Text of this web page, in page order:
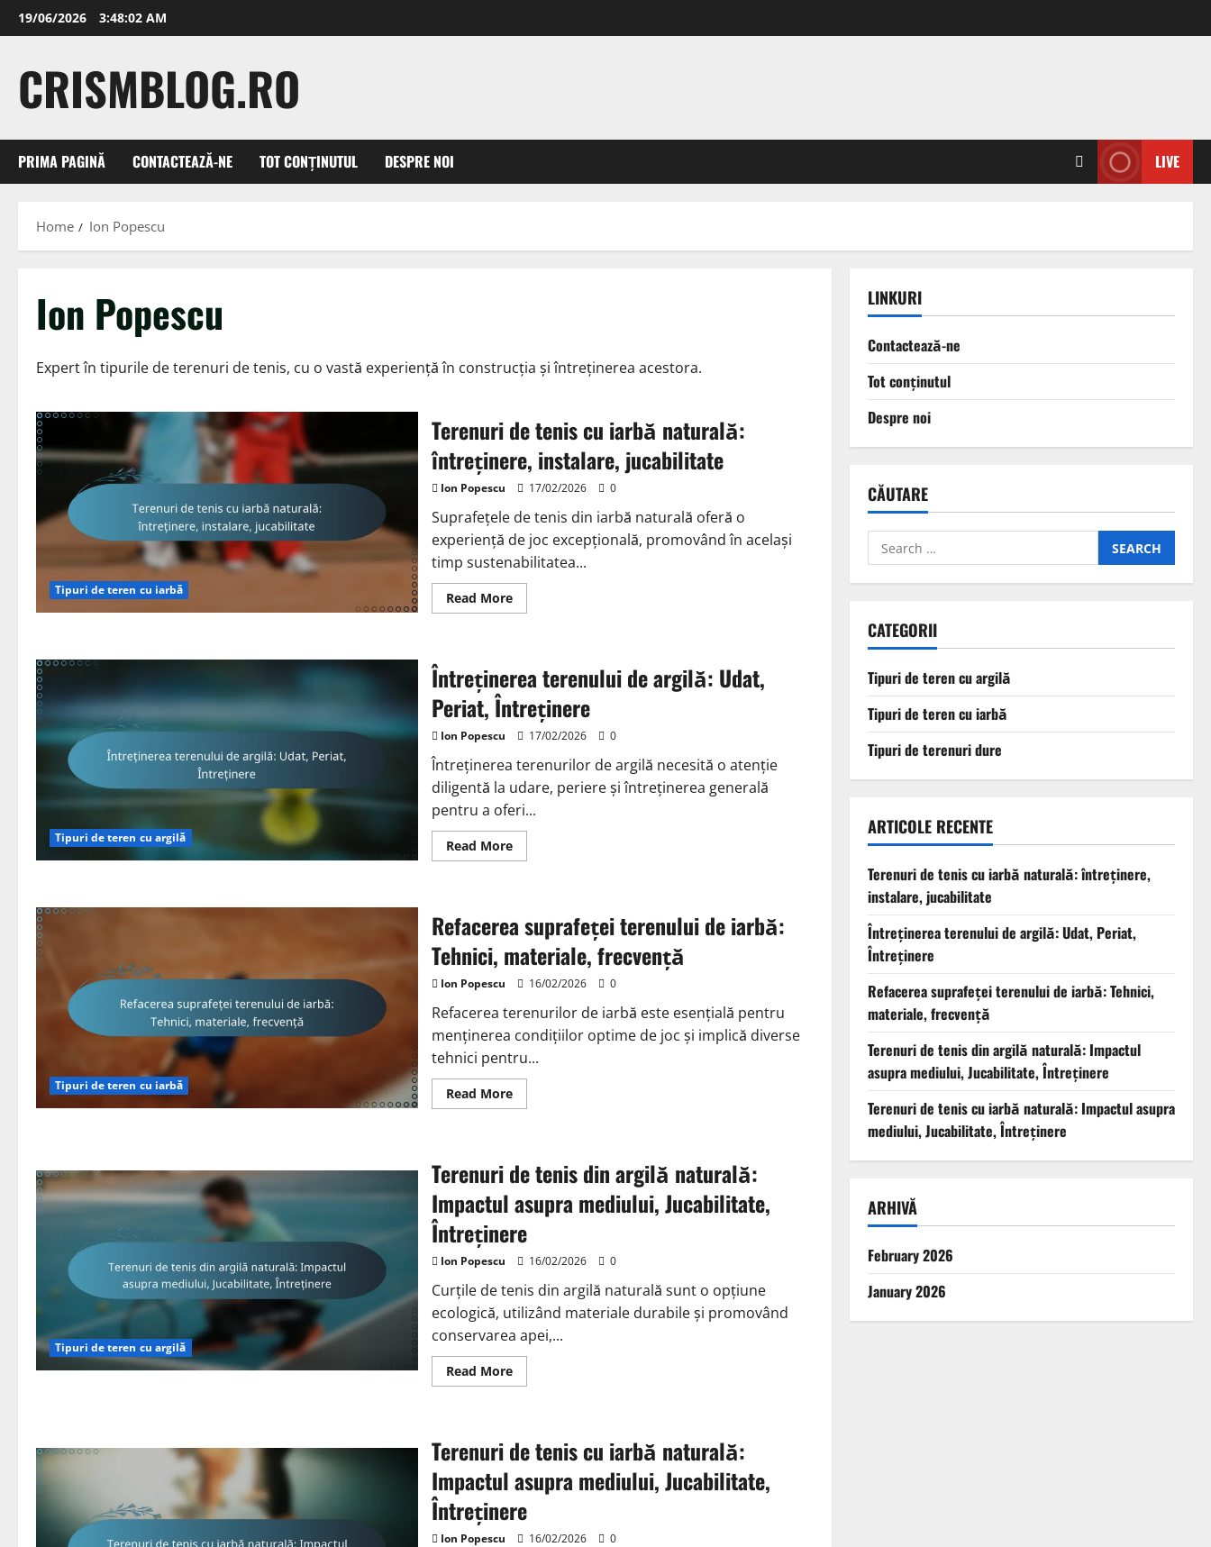
Skip
to
19/06/2026 3:48:04 AM
CRISMBLOG.RO
PRIMA PAGINĂ CONTACTEAZĂ-NE TOT CONȚINUTUL DESPRE NOI LIVE
Home Ion Popescu
Ion Popescu
Expert în tipurile de terenuri de tenis, cu o vastă experiență în construcția și întreținerea acestora.
Tipuri de teren cu iarbă
Terenuri de tenis cu iarbă naturală:
întreținere, instalare, jucabilitate
Ion Popescu 17/02/2026 0
Suprafețele de tenis din iarbă naturală oferă o
experiență de joc excepțională, promovând în același
timp sustenabilitatea...
Read MoreRead
more
cu
iarbă
naturală:
întreținere,
instalare,
jucabilitate
Tipuri de teren cu argilă
Întreținerea terenului de argilă: Udat,
Periat, Întreținere
Ion Popescu 17/02/2026 0
Întreținerea terenurilor de argilă necesită o atenție
diligentă la udare, periere și întreținerea generală
pentru a oferi...
Read MoreRead
more
argilă:
Udat,
Periat,
Întreținere
Tipuri de teren cu iarbă
Refacerea suprafeței terenului de iarbă:
Tehnici, materiale, frecvență
Ion Popescu 16/02/2026 0
Refacerea terenurilor de iarbă este esențială pentru
menținerea condițiilor optime de joc și implică diverse
tehnici pentru...
Read MoreRead
more
de
iarbă:
materiale,
frecvență
Tipuri de teren cu argilă
Terenuri de tenis din argilă naturală:
Impactul asupra mediului, Jucabilitate,
Întreținere
Ion Popescu 16/02/2026 0
Curțile de tenis din argilă naturală sunt o opțiune
ecologică, utilizând materiale durabile și promovând
conservarea apei,...
Read MoreRead
more
din
argilă
Impactul
asupra
mediului,
Jucabilitate,
Întreținere
Terenuri de tenis cu iarbă naturală:
Impactul asupra mediului, Jucabilitate,
Întreținere
Ion Popescu 16/02/2026 0
LINKURI
Contactează-ne
Tot conținutul
Despre noi
CĂUTARE
Search
for:
CATEGORII
Tipuri de teren cu argilă
Tipuri de teren cu iarbă
Tipuri de terenuri dure
ARTICOLE RECENTE
Terenuri de tenis cu iarbă naturală: întreținere,
instalare, jucabilitate
Întreținerea terenului de argilă: Udat, Periat,
Întreținere
Refacerea suprafeței terenului de iarbă: Tehnici,
materiale, frecvență
Terenuri de tenis din argilă naturală: Impactul
asupra mediului, Jucabilitate, Întreținere
Terenuri de tenis cu iarbă naturală: Impactul asupra
mediului, Jucabilitate, Întreținere
ARHIVĂ
February 2026
January 2026